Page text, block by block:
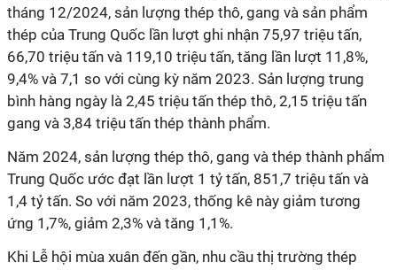
tháng 12/2024, sản lượng thép thô, gang và sản phẩm
thép của Trung Quốc lần lượt ghi nhận 75,97 triệu tấn,
66,70 triệu tấn và 119,10 triệu tấn, tăng lần lượt 11,8%,
9,4% và 7,1 so với cùng kỳ năm 2023. Sản lượng trung
bình hàng ngày là 2,45 triệu tấn thép thô, 2,15 triệu tấn
gang và 3,84 triệu tấn thép thành phẩm.
Năm 2024, sản lượng thép thô, gang và thép thành phẩm
Trung Quốc ước đạt lần lượt 1 tỷ tấn, 851,7 triệu tấn và
1,4 tỷ tấn. So với năm 2023, thống kê này giảm tương
ứng 1,7%, giảm 2,3% và tăng 1,1%.
Khi Lễ hội mùa xuân đến gần, nhu cầu thị trường thép